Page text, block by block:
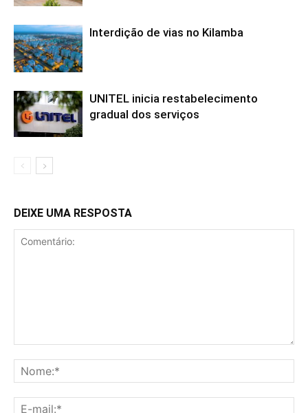
Interdição de vias no Kilamba
UNITEL inicia restabelecimento
gradual dos serviços
DEIXE UMA RESPOSTA